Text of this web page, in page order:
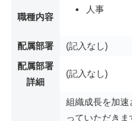
職種内容
人事
配属部署
(記入なし)
配属部署
詳細
(記入なし)
組織成長を加
っていただきま